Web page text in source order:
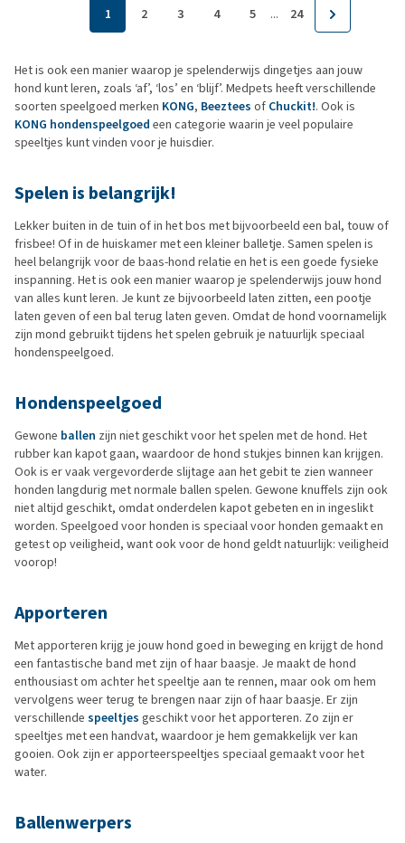
1 2 3 4 5 ... 24
Het is ook een manier waarop je spelenderwijs dingetjes aan jouw
hond kunt leren, zoals ‘af’, ‘los’ en ‘blijf’. Medpets heeft verschillende
soorten speelgoed merken KONG, Beeztees of Chuckit!. Ook is
KONG hondenspeelgoed een categorie waarin je veel populaire
speeltjes kunt vinden voor je huisdier.
Spelen is belangrijk!
Lekker buiten in de tuin of in het bos met bijvoorbeeld een bal, touw of
frisbee! Of in de huiskamer met een kleiner balletje. Samen spelen is
heel belangrijk voor de baas-hond relatie en het is een goede fysieke
inspanning. Het is ook een manier waarop je spelenderwijs jouw hond
van alles kunt leren. Je kunt ze bijvoorbeeld laten zitten, een pootje
laten geven of een bal terug laten geven. Omdat de hond voornamelijk
zijn mond gebruikt tijdens het spelen gebruik je natuurlijk speciaal
hondenspeelgoed.
Hondenspeelgoed
Gewone ballen zijn niet geschikt voor het spelen met de hond. Het
rubber kan kapot gaan, waardoor de hond stukjes binnen kan krijgen.
Ook is er vaak vergevorderde slijtage aan het gebit te zien wanneer
honden langdurig met normale ballen spelen. Gewone knuffels zijn ook
niet altijd geschikt, omdat onderdelen kapot gebeten en in ingeslikt
worden. Speelgoed voor honden is speciaal voor honden gemaakt en
getest op veiligheid, want ook voor de hond geldt natuurlijk: veiligheid
voorop!
Apporteren
Met apporteren krijg je jouw hond goed in beweging en krijgt de hond
een fantastische band met zijn of haar baasje. Je maakt de hond
enthousiast om achter het speeltje aan te rennen, maar ook om hem
vervolgens weer terug te brengen naar zijn of haar baasje. Er zijn
verschillende speeltjes geschikt voor het apporteren. Zo zijn er
speeltjes met een handvat, waardoor je hem gemakkelijk ver kan
gooien. Ook zijn er apporteerspeeltjes speciaal gemaakt voor het
water.
Ballenwerpers